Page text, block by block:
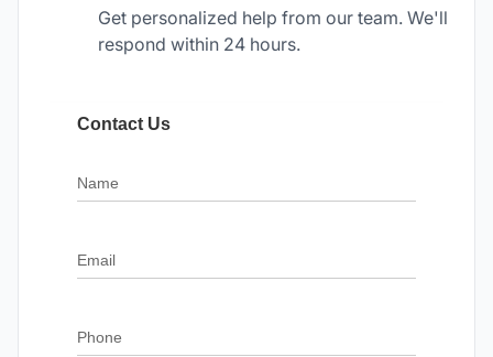
Get personalized help from our team. We'll
respond within 24 hours.